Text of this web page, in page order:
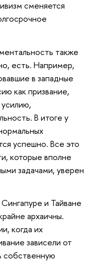
сменяется
также
есть. Например,
в западные
как призвание,
В итоге у
успешно. Все это
которые вполне
задачами, уверен
и Тайване
архаичны.
когда их
зависели от
собственную